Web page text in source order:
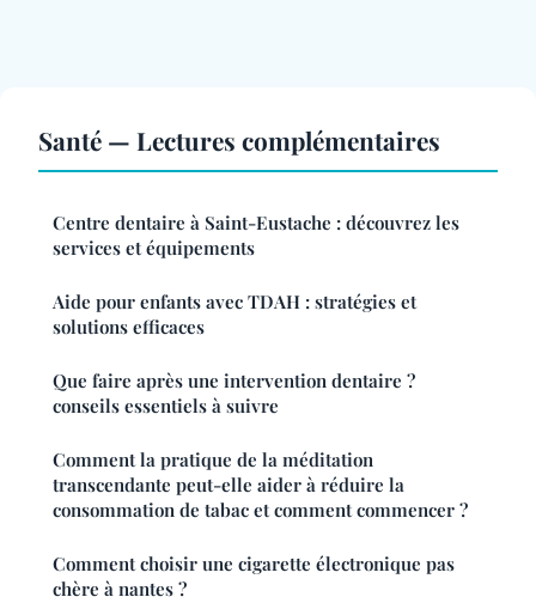
Santé — Lectures complémentaires
Centre dentaire à Saint-Eustache : découvrez les
services et équipements
Aide pour enfants avec TDAH : stratégies et
solutions efficaces
Que faire après une intervention dentaire ?
conseils essentiels à suivre
Comment la pratique de la méditation
transcendante peut-elle aider à réduire la
consommation de tabac et comment commencer ?
Comment choisir une cigarette électronique pas
chère à nantes ?